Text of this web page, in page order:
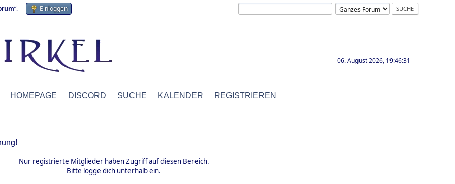
“. Einloggen
06. August 2026, 19:46:31
HOMEPAGE DISCORD SUCHE KALENDER REGISTRIEREN
Nur registrierte Mitglieder haben Zugriff auf diesen Bereich.
Bitte logge dich unterhalb ein.